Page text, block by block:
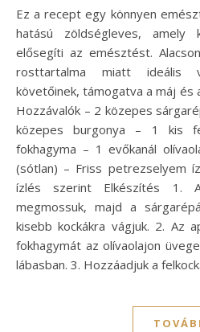
Ez a recept egy könnyen emészthető, gyulladáscsökkentő
hatású zöldségleves,
elősegíti az emésztést.
rosttartalma miatt ideális
követőinek, támogatva a máj és
Hozzávalók – 2 közepes
közepes burgonya – 1 kis
fokhagyma – 1 evőkanál
(sótlan) – Friss petrezselyem
ízlés szerint Elkészítés 1.
megmossuk, majd a
kisebb kockákra vágjuk. 2. Az
fokhagymát az olívaolajon
lábasban. 3. Hozzáadjuk a